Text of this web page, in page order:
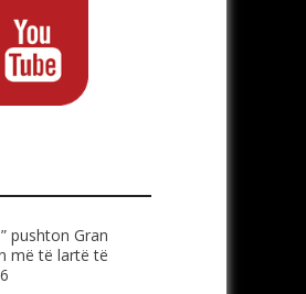
pushton Gran
më të lartë të